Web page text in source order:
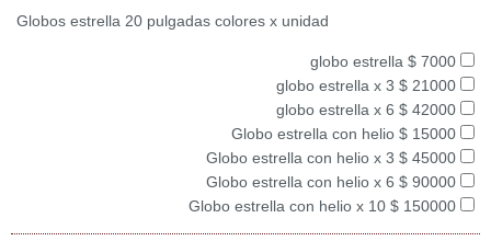
Globos estrella 20 pulgadas colores x unidad
globo estrella $ 7000
globo estrella x 3 $ 21000
globo estrella x 6 $ 42000
Globo estrella con helio $ 15000
Globo estrella con helio x 3 $ 45000
Globo estrella con helio x 6 $ 90000
Globo estrella con helio x 10 $ 150000